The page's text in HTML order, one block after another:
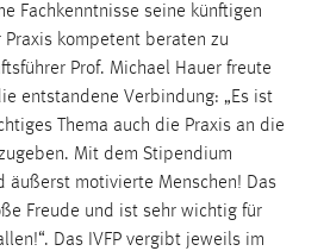
Fachkenntnisse seine künftigen
kompetent beraten zu
Prof. Michael Hauer freute
entstandene Verbindung: „Es ist
Thema auch die Praxis an die
Mit dem Stipendium
äußerst motivierte Menschen! Das
Freude und ist sehr wichtig für
Das IVFP vergibt jeweils im
die gewählte Sprache der Website.